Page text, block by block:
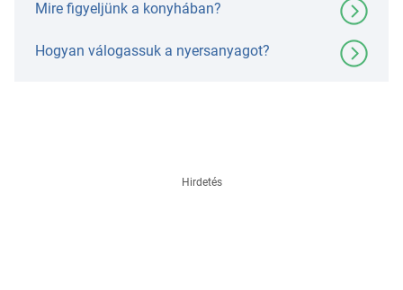
Mire figyeljünk a konyhában?
Hogyan válogassuk a nyersanyagot?
Hirdetés